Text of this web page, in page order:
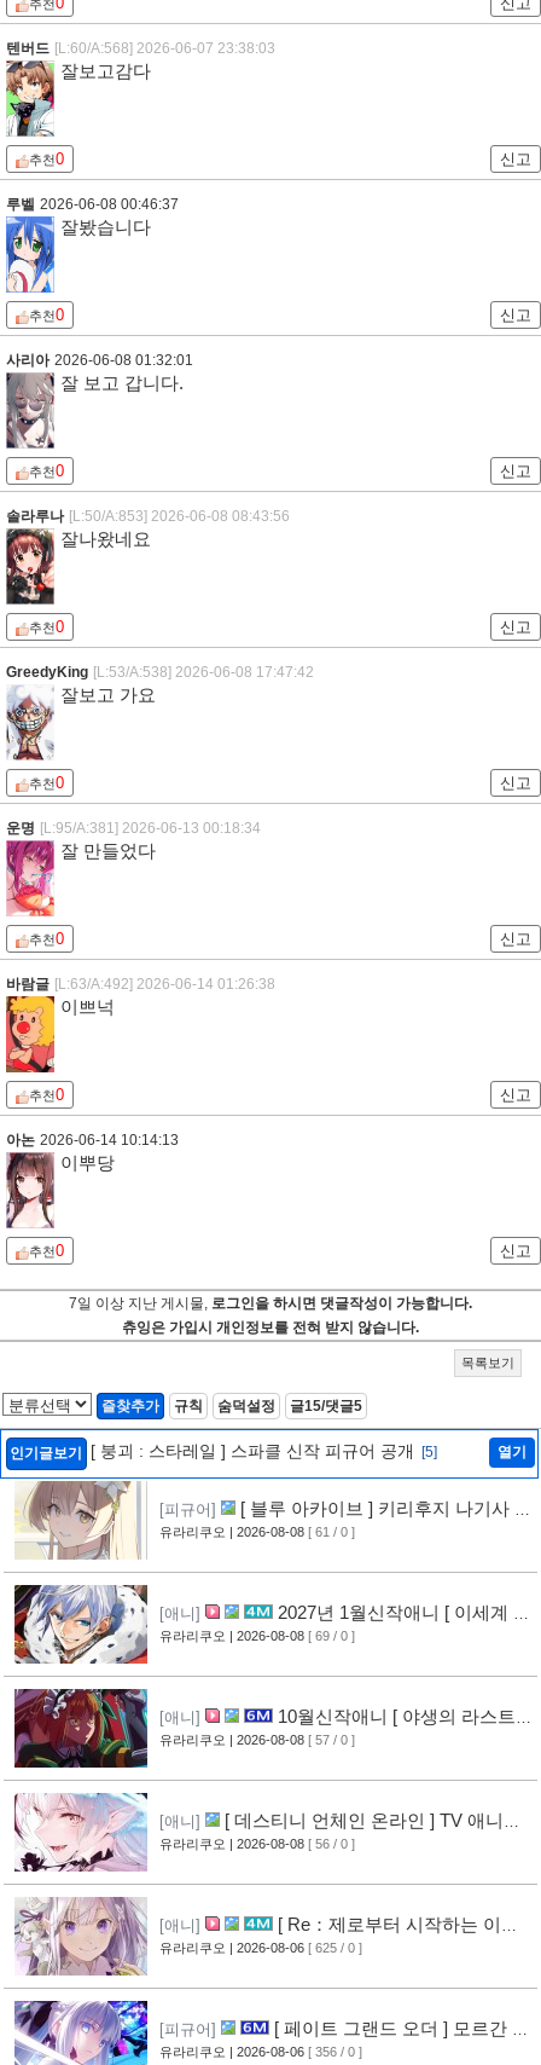
추천
텐버드 [L:60/A:568] 2026-06-07 23:38:03
잘보고감다
추천0 신고
루벨 2026-06-08 00:46:37
잘봤습니다
추천0 신고
사리아 2026-06-08 01:32:01
잘 보고 갑니다.
추천0 신고
솔라루나 [L:50/A:853] 2026-06-08 08:43:56
잘나왔네요
추천0 신고
GreedyKing [L:53/A:538] 2026-06-08 17:47:42
잘보고 가요
추천0 신고
운명 [L:95/A:381] 2026-06-13 00:18:34
잘 만들었다
추천0 신고
바람글 [L:63/A:492] 2026-06-14 01:26:38
이쁘넉
추천0 신고
아논 2026-06-14 10:14:13
이뿌당
추천0 신고
7일 이상 지난 게시물, 로그인을 하시면 댓글작성이 가능합니다.
츄잉은 가입시 개인정보를 전혀 받지 않습니다.
목록보기
즐찾추가 규칙 숨덕설정 글15/댓글5
인기글보기 [ 붕괴 : 스타레일 ] 스파클 신작 피규어 공개 [5] 열기
[피규어]
[ 블루 아카이브 ] 키리후지 나기사 신
작 피규어 공개 [1]
유라리쿠오 | 2026-08-08 [ 61 / 0 ]
[애니]
2027년 1월신작애니 [ 이세계 전
생 소동기 ] PV 영상 공개
유라리쿠오 | 2026-08-08 [ 69 / 0 ]
[애니]
10월신작애니 [ 야생의 라스트
보스가 나타났다! ] 2기 PV 영상 공개
유라리쿠오 | 2026-08-08 [ 57 / 0 ]
[애니]
[ 데스티니 언체인 온라인 ] TV 애니메
이션화 결정 [1]
유라리쿠오 | 2026-08-08 [ 56 / 0 ]
[애니]
[ Re：제로부터 시작하는 이세
계 생활 ] 4기 탈환편 PV 영상 공개
유라리쿠오 | 2026-08-06 [ 625 / 0 ]
[피규어]
[ 페이트 그랜드 오더 ] 모르간 르
페이 신작 피규어 공개
[6]
유라리쿠오 | 2026-08-06 [ 356 / 0 ]